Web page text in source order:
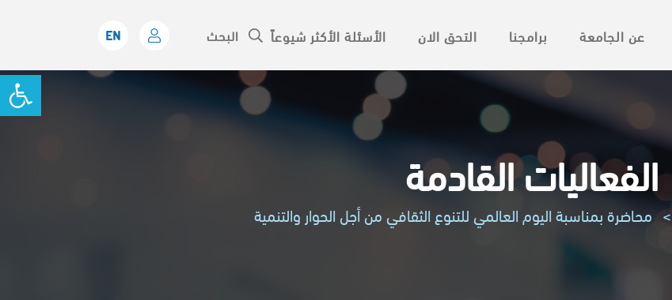
عن الجامعة برامجنا التحق الان الأسئلة الأكثر شيوعاً
الفعاليات القادمة
> محاضرة بمناسبة اليوم العالمي للتنوع الثقافي من أجل الحوار والتنمية